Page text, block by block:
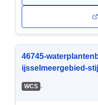
46745-
ijsselmeergebied-
WCS -